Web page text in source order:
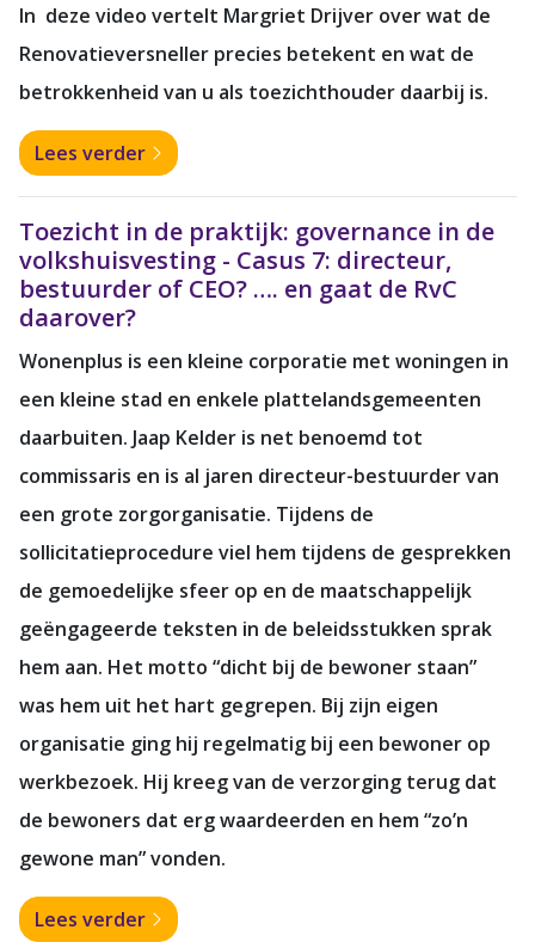
In deze video vertelt Margriet Drijver over wat de
Renovatieversneller precies betekent en wat de
betrokkenheid van u als toezichthouder daarbij is.
Lees verder
Toezicht in de praktijk: governance in de
volkshuisvesting - Casus 7: directeur,
bestuurder of CEO? …. en gaat de RvC
daarover?
Wonenplus is een kleine corporatie met woningen in
een kleine stad en enkele plattelandsgemeenten
daarbuiten. Jaap Kelder is net benoemd tot
commissaris en is al jaren directeur-bestuurder van
een grote zorgorganisatie. Tijdens de
sollicitatieprocedure viel hem tijdens de gesprekken
de gemoedelijke sfeer op en de maatschappelijk
geëngageerde teksten in de beleidsstukken sprak
hem aan. Het motto “dicht bij de bewoner staan”
was hem uit het hart gegrepen. Bij zijn eigen
organisatie ging hij regelmatig bij een bewoner op
werkbezoek. Hij kreeg van de verzorging terug dat
de bewoners dat erg waardeerden en hem “zo’n
gewone man” vonden.
Lees verder